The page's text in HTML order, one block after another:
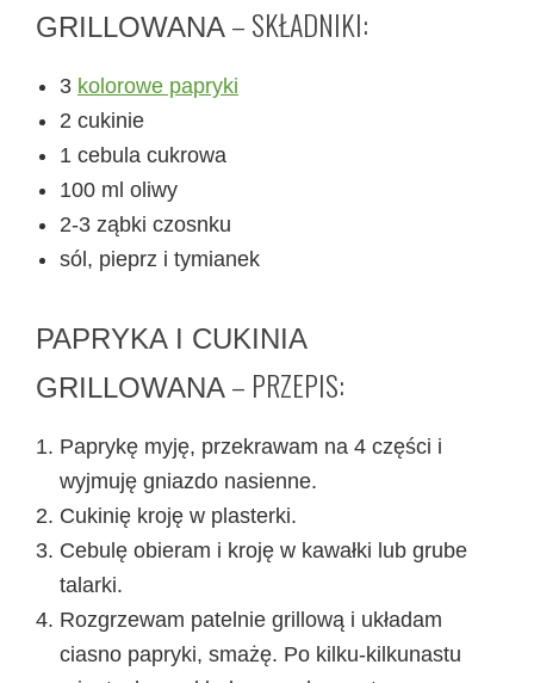
GRILLOWANA – SKŁADNIKI:
3 kolorowe papryki
2 cukinie
1 cebula cukrowa
100 ml oliwy
2-3 ząbki czosnku
sól, pieprz i tymianek
PAPRYKA I CUKINIA
GRILLOWANA – PRZEPIS:
Paprykę myję, przekrawam na 4 części i
wyjmuję gniazdo nasienne.
Cukinię kroję w plasterki.
Cebulę obieram i kroję w kawałki lub grube
talarki.
Rozgrzewam patelnie grillową i układam
ciasno papryki, smażę. Po kilku-kilkunastu